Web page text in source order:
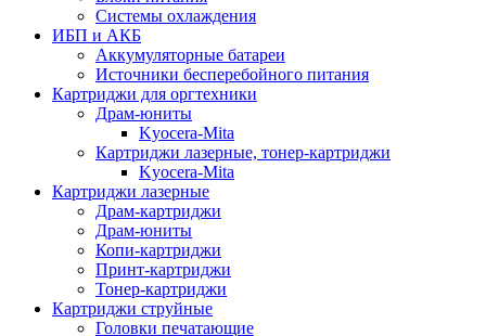
Системы охлаждения
ИБП и АКБ
Аккумуляторные батареи
Источники бесперебойного питания
Картриджи для оргтехники
Драм-юниты
Kyocera-Mita
Картриджи лазерные, тонер-картриджи
Kyocera-Mita
Картриджи лазерные
Драм-картриджи
Драм-юниты
Копи-картриджи
Принт-картриджи
Тонер-картриджи
Картриджи струйные
Головки печатающие